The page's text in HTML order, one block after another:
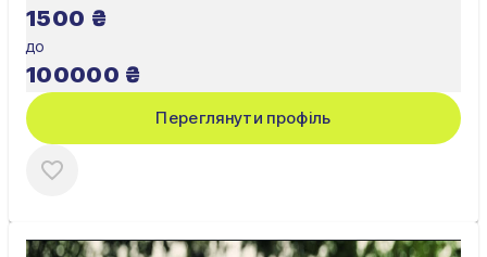
1500 ₴
до
100000 ₴
Переглянути профіль